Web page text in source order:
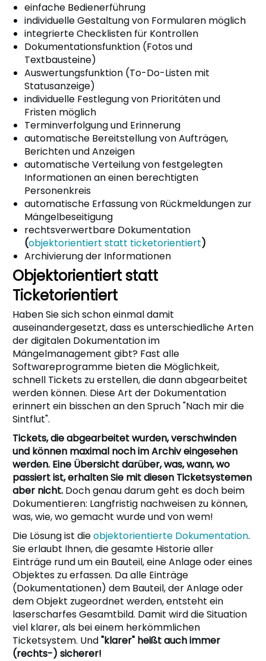
einfache Bedienerführung
individuelle Gestaltung von Formularen möglich
integrierte Checklisten für Kontrollen
Dokumentationsfunktion (Fotos und
Textbausteine)
Auswertungsfunktion (To-Do-Listen mit
Statusanzeige)
individuelle Festlegung von Prioritäten und
Fristen möglich
Terminverfolgung und Erinnerung
automatische Bereitstellung von Aufträgen,
Berichten und Anzeigen
automatische Verteilung von festgelegten
Informationen an einen berechtigten
Personenkreis
automatische Erfassung von Rückmeldungen zur
Mängelbeseitigung
rechtsverwertbare Dokumentation
(objektorientiert statt ticketorientiert)
Archivierung der Informationen
Objektorientiert statt
Ticketorientiert
Haben Sie sich schon einmal damit
auseinandergesetzt, dass es unterschiedliche Arten
der digitalen Dokumentation im
Mängelmanagement gibt? Fast alle
Softwareprogramme bieten die Möglichkeit,
schnell Tickets zu erstellen, die dann abgearbeitet
werden können. Diese Art der Dokumentation
erinnert ein bisschen an den Spruch "Nach mir die
Sintflut".
Tickets, die abgearbeitet wurden, verschwinden
und können maximal noch im Archiv eingesehen
werden. Eine Übersicht darüber, was, wann, wo
passiert ist, erhalten Sie mit diesen Ticketsystemen
aber nicht. Doch genau darum geht es doch beim
Dokumentieren: Langfristig nachweisen zu können,
was, wie, wo gemacht wurde und von wem!
Die Lösung ist dieobjektorientierte Dokumentation.
Sie erlaubt Ihnen, die gesamte Historie aller
Einträge rund um ein Bauteil, eine Anlage oder eines
Objektes zu erfassen. Da alle Einträge
(Dokumentationen) dem Bauteil, der Anlage oder
dem Objekt zugeordnet werden, entsteht ein
laserscharfes Gesamtbild. Damit wird die Situation
viel klarer, als bei einem herkömmlichen
Ticketsystem. Und"klarer" heißt auch immer
(rechts-) sicherer!